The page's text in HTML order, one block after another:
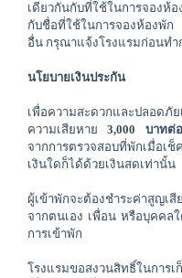
เดียวกันกับที่ใช้ในการจอง
กับชื่อที่ใช้ในการจองห้องพั
อื่น กรุณาแจ้งโรงแรมก่อนทำ
นโยบายเงินประกัน
เพื่อความสะดวกและปลอดภัย
ความเสียหาย 3,000 บาทต่
จากการตรวจสอบที่พักเมื่อเช็
เงินใดก็ได้ด้วยเงินสดเท่านั้น
ผู้เข้าพักจะต้องชำระค่าสูญเ
จากตนเอง เพื่อน หรือบุคคล
การเข้าพัก
โรงแรมขอสงวนสิทธิ์ในการ